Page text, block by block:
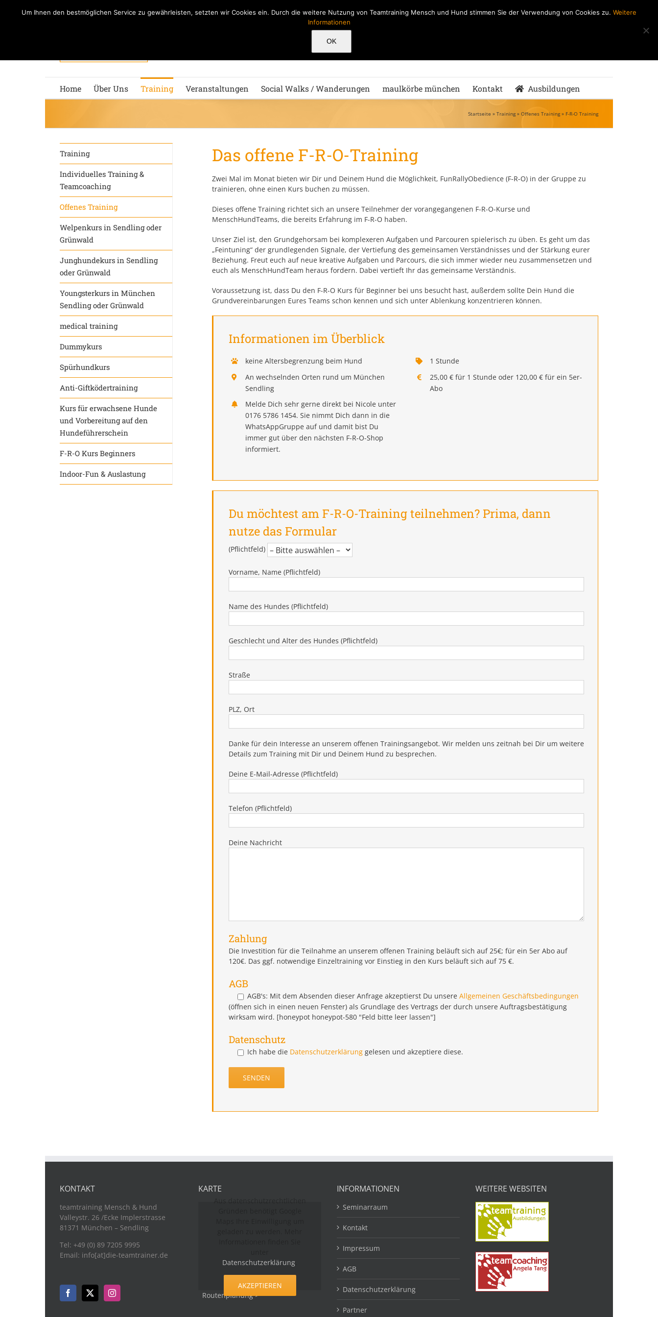
Home Über Uns Training Veranstaltungen Social Walks / Wanderungen maulkörbe münchen Kontakt Ausbildungen
Startseite » Training » Offenes Training » F-R-O Training
Das offene F-R-O-Training
Zwei Mal im Monat bieten wir Dir und Deinem Hund die Möglichkeit, FunRallyObedience (F-R-O) in der Gruppe zu
trainieren, ohne einen Kurs buchen zu müssen.
Dieses offene Training richtet sich an unsere Teilnehmer der vorangegangenen F-R-O-Kurse und
MenschHundTeams, die bereits Erfahrung im F-R-O haben.
Unser Ziel ist, den Grundgehorsam bei komplexeren Aufgaben und Parcouren spielerisch zu üben. Es geht um das
„Feintuning“ der grundlegenden Signale, der Vertiefung des gemeinsamen Verständnisses und der Stärkung eurer
Beziehung. Freut euch auf neue kreative Aufgaben und Parcours, die sich immer wieder neu zusammensetzen und
euch als MenschHundTeam heraus fordern. Dabei vertieft Ihr das gemeinsame Verständnis.
Voraussetzung ist, dass Du den F-R-O Kurs für Beginner bei uns besucht hast, außerdem sollte Dein Hund die
Grundvereinbarungen Eures Teams schon kennen und sich unter Ablenkung konzentrieren können.
Informationen im Überblick
keine Altersbegrenzung beim Hund
An wechselnden Orten rund um München
Sendling
Melde Dich sehr gerne direkt bei Nicole unter
0176 5786 1454. Sie nimmt Dich dann in die
WhatsAppGruppe auf und damit bist Du
immer gut über den nächsten F-R-O-Shop
informiert.
1 Stunde
25,00 € für 1 Stunde oder 120,00 € für ein 5er-
Abo
Du möchtest am F-R-O-Training teilnehmen? Prima, dann
nutze das Formular
(Pflichtfeld)
Vorname, Name (Pflichtfeld)
Name des Hundes (Pflichtfeld)
Geschlecht und Alter des Hundes (Pflichtfeld)
Straße
PLZ, Ort
Danke für dein Interesse an unserem offenen Trainingsangebot. Wir melden uns zeitnah bei Dir um weitere
Details zum Training mit Dir und Deinem Hund zu besprechen.
Deine E-Mail-Adresse (Pflichtfeld)
Telefon (Pflichtfeld)
Deine Nachricht
Zahlung
Die Investition für die Teilnahme an unserem offenen Training beläuft sich auf 25€; für ein 5er Abo auf
120€. Das ggf. notwendige Einzeltraining vor Einstieg in den Kurs beläuft sich auf 75 €.
AGB
AGB's: Mit dem Absenden dieser Anfrage akzeptierst Du unsere Allgemeinen Geschäftsbedingungen
(öffnen sich in einen neuen Fenster) als Grundlage des Vertrags der durch unsere Auftragsbestätigung
wirksam wird. [honeypot honeypot-580 "Feld bitte leer lassen"]
Datenschutz
Ich habe die Datenschutzerklärung gelesen und akzeptiere diese.
Training
Individuelles Training &
Teamcoaching
Offenes Training
Welpenkurs in Sendling oder
Grünwald
Junghundekurs in Sendling
oder Grünwald
Youngsterkurs in München
Sendling oder Grünwald
medical training
Dummykurs
Spürhundkurs
Anti-Giftködertraining
Kurs für erwachsene Hunde
und Vorbereitung auf den
Hundeführerschein
F-R-O Kurs Beginners
Indoor-Fun & Auslastung
KONTAKT
teamtraining Mensch & Hund
Valleystr. 26 /Ecke Implerstrasse
81371 München – Sendling
Tel: +49 (0) 89 7205 9995
Email: info[at]die-teamtrainer.de
KARTE
Datenschutzerklärung
AKZEPTIEREN
Routenplanung >
INFORMATIONEN
Seminarraum
Kontakt
Impressum
AGB
Datenschutzerklärung
Partner
WEITERE WEBSITEN
Um Ihnen den bestmöglichen Service zu gewährleisten, setzten wir Cookies ein. Durch die weitere Nutzung von Teamtraining Mensch und Hund stimmen Sie der Verwendung von Cookies zu. Weitere
Informationen
OK